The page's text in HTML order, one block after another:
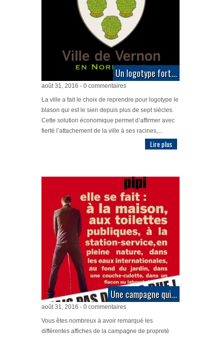
Un logotype fort...
août 31, 2016 - 0 commentaires
La ville a fait le choix de reprendre pour logotype le
blason qui est le sien depuis plus de sept siècles.
Cette solution économique permet d’affirmer avec
fierté l’attachement de la ville à ses racines,...
Lire plus
Une campagne qui...
août 31, 2016 - 0 commentaires
Vous êtes nombreux à avoir remarqué les
différentes affiches de la campagne de propreté